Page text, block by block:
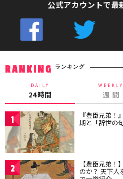
公式アカウントで最
RANKING ランキング
DAILY
24時間
WEEKLY
週 間
1 『豊臣兄弟
期と「辞世の
2 【豊臣兄弟
のか？ 天下人